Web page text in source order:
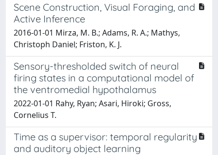
Scene Construction, Visual Foraging, and
Active Inference
2016-01-01 Mirza, M. B.; Adams, R. A.; Mathys,
Christoph Daniel; Friston, K. J.
Sensory-thresholded switch of neural
firing states in a computational model of
the ventromedial hypothalamus
2022-01-01 Rahy, Ryan; Asari, Hiroki; Gross,
Cornelius T.
Time as a supervisor: temporal regularity
and auditory object learning